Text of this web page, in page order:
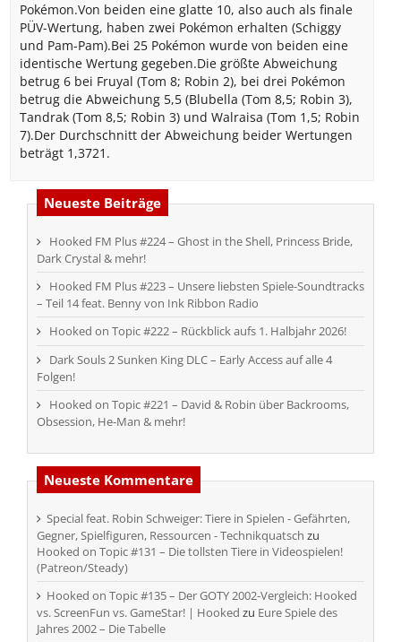
Pokémon.Von beiden eine glatte 10, also auch als finale
PÜV-Wertung, haben zwei Pokémon erhalten (Schiggy
und Pam-Pam).Bei 25 Pokémon wurde von beiden eine
identische Wertung gegeben.Die größte Abweichung
betrug 6 bei Fruyal (Tom 8; Robin 2), bei drei Pokémon
betrug die Abweichung 5,5 (Blubella (Tom 8,5; Robin 3),
Tandrak (Tom 8,5; Robin 3) und Walraisa (Tom 1,5; Robin
7).Der Durchschnitt der Abweichung beider Wertungen
beträgt 1,3721.
Neueste Beiträge
Hooked FM Plus #224 – Ghost in the Shell, Princess Bride,
Dark Crystal & mehr!
Hooked FM Plus #223 – Unsere liebsten Spiele-Soundtracks
– Teil 14 feat. Benny von Ink Ribbon Radio
Hooked on Topic #222 – Rückblick aufs 1. Halbjahr 2026!
Dark Souls 2 Sunken King DLC – Early Access auf alle 4
Folgen!
Hooked on Topic #221 – David & Robin über Backrooms,
Obsession, He-Man & mehr!
Neueste Kommentare
Special feat. Robin Schweiger: Tiere in Spielen - Gefährten,
Gegner, Spielfiguren, Ressourcen - Technikquatsch zu
Hooked on Topic #131 – Die tollsten Tiere in Videospielen!
(Patreon/Steady)
Hooked on Topic #135 – Der GOTY 2002-Vergleich: Hooked
vs. ScreenFun vs. GameStar! | Hooked zu Eure Spiele des
Jahres 2002 – Die Tabelle